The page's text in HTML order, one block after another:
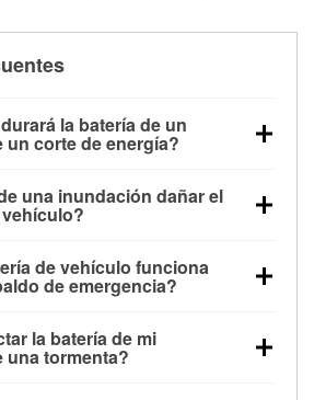
la batería de un
corte de energía?
accesorios durante un tiempo
repetido sin conducir el vehículo
de carga de respaldo para
una inundación dañar el
del motor y pueden
lo que puede provocar una
exposición.
de vehículo funciona
de emergencia?
ciclo profundo porque son
a las vibraciones y más
la batería de mi
tormenta?